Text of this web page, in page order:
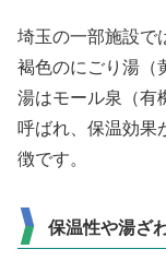
埼玉の一部施設で
褐色のにごり湯（
湯はモール泉（有
呼ばれ、保温効果
徴です。
保温性や湯ざ